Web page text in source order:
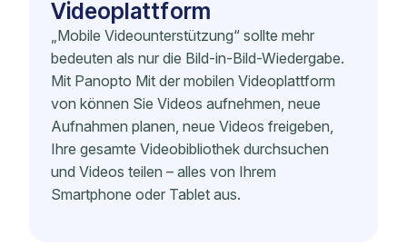
Videoplattform
„Mobile Videounterstützung“ sollte mehr
bedeuten als nur die Bild-in-Bild-Wiedergabe.
Mit Panopto Mit der mobilen Videoplattform
von können Sie Videos aufnehmen, neue
Aufnahmen planen, neue Videos freigeben,
Ihre gesamte Videobibliothek durchsuchen
und Videos teilen – alles von Ihrem
Smartphone oder Tablet aus.